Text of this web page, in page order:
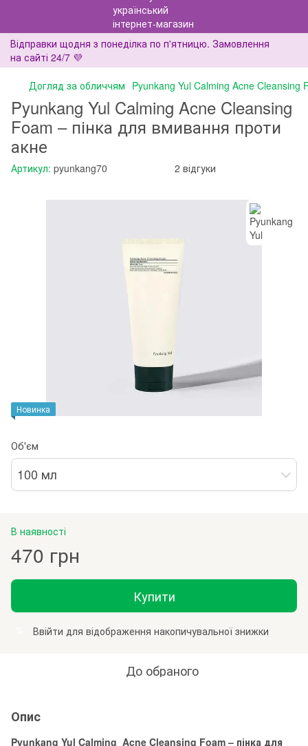
Відправки щодня з понеділка по п'ятницю. Замовлення
на сайті 24/7 💜
Догляд за обличчям Pyunkang Yul Calming Acne Cleansing
Pyunkang Yul Calming Acne Cleansing
Foam – пінка для вмивання проти
акне
Артикул: pyunkang70 2 відгуки
Новинка
Об'єм
100 мл
В наявності
470 грн
Купити
Ввійти для відображення накопичувальної знижки
До обраного
Опис
Pyunkang Yul Calming Acne Cleansing Foam – пінка для